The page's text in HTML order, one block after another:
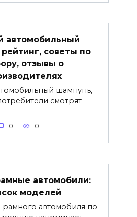
автомобильный
советы по
отзывы о
шампунь,
смотрят
0 0
автомобили:
моделей
рамного автомобиля по